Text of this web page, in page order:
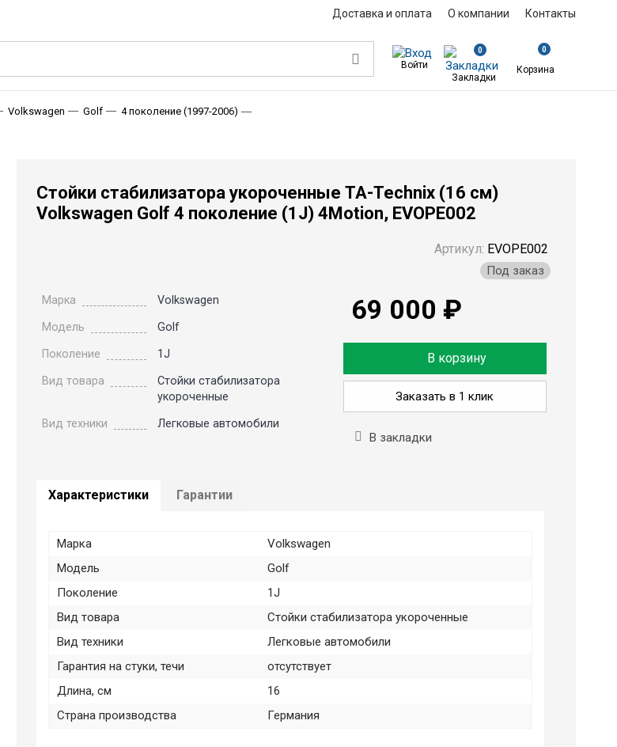
Доставка и оплата О компании Контакты
Войти
0
Закладки
0
Корзина
Volkswagen Golf 4 поколение (1997-2006)
Стойки стабилизатора укороченные TA-Technix (16 см)
Volkswagen Golf 4 поколение (1J) 4Motion, EVOPE002
Марка
Volkswagen
Модель
Golf
Поколение
1J
Вид товара
Стойки стабилизатора
укороченные
Вид техники
Легковые автомобили
Артикул: EVOPE002
Под заказ
69 000 ₽
В корзину
Заказать в 1 клик
В закладки
Характеристики Гарантии
Марка
Volkswagen
Модель
Golf
Поколение
1J
Вид товара
Стойки стабилизатора укороченные
Вид техники
Легковые автомобили
Гарантия на стуки, течи
отсутствует
Длина, см
16
Страна производства
Германия